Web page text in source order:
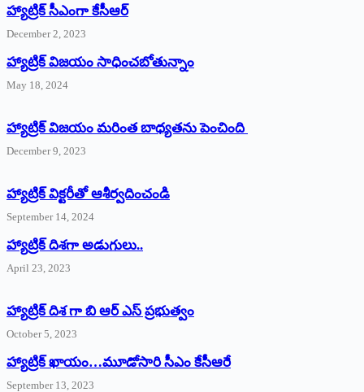
హ్యాట్రిక్‌ ‌సీఎంగా కేసీఆర్‌
December 2, 2023
హ్యాట్రిక్‌ విజయం సాధించబోతున్నాం
May 18, 2024
హ్యాట్రిక్ విజయం మరింత బాధ్యతను పెంచింది
December 9, 2023
హ్యాట్రిక్‌ ‌విక్టరీతో ఆశీర్వదించండి
September 14, 2024
‌హ్యాట్రిక్‌ ‌దిశగా అడుగులు..
April 23, 2023
హ్యాట్రిక్ దిశ గా బి ఆర్ ఎస్ ప్రభుత్వం
October 5, 2023
హ్యాట్రిక్‌ ‌ఖాయం…మూడోసారి సీఎం కేసీఆరే
September 13, 2023